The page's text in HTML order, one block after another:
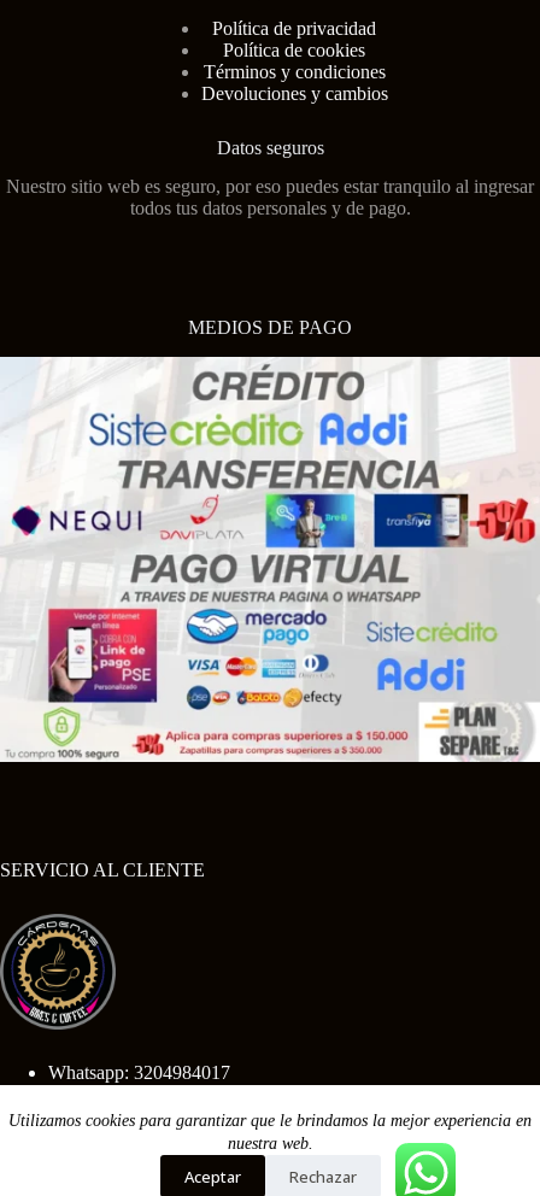
Utilizamos cookies para garantizar que le brindamos la mejor experiencia en
nuestra web.
Aceptar Rechazar
Política de privacidad
Política de cookies
Términos y condiciones
Devoluciones y cambios
Datos seguros
Nuestro sitio web es seguro, por eso puedes estar tranquilo al ingresar
todos tus datos personales y de pago.
MEDIOS DE PAGO
SERVICIO AL CLIENTE
Whatsapp: 3204984017
Calle 3 sur no 11-84
Sogamoso-Boyaca